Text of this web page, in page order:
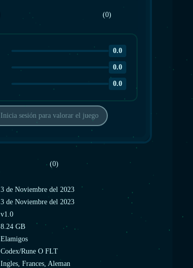
(0)
0.0
0.0
0.0
Inicia sesión para valorar el juego
(0)
3 de Noviembre del 2023
3 de Noviembre del 2023
v1.0
8.24 GB
Elamigos
Codex/Rune O FLT
Ingles, Frances, Aleman